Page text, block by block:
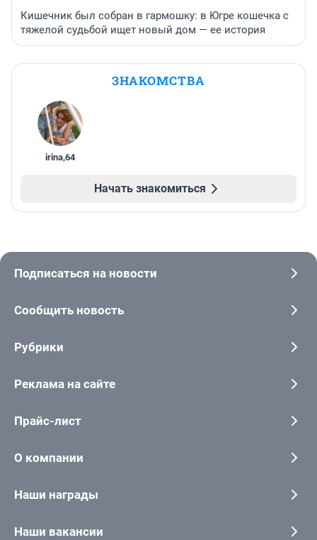
Кишечник был собран в гармошку: в Югре кошечка с
тяжелой судьбой ищет новый дом — ее история
ЗНАКОМСТВА
irina,64
Начать знакомиться
Подписаться на новости
Сообщить новость
Рубрики
Реклама на сайте
Прайс-лист
О компании
Наши награды
Наши вакансии